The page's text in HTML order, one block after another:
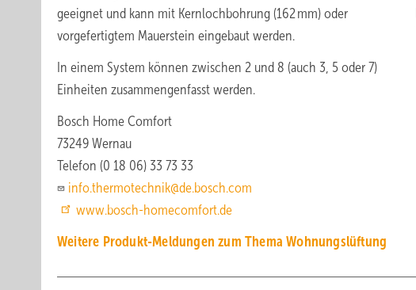
geeignet und kann mit Kernlochbohrung (162 mm) oder
vorgefertigtem Mauerstein eingebaut werden.
In einem System können zwischen 2 und 8 (auch 3, 5 oder 7)
Einheiten zusammengenfasst werden.
Bosch Home Comfort
73249 Wernau
Telefon (0 18 06) 33 73 33
info.thermotechnik@de.bosch.com
www.bosch-homecomfort.de
Weitere Produkt-Meldungen zum Thema Wohnungslüftung